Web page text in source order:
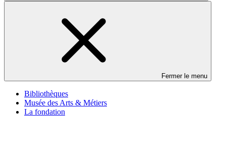
Fermer le menu
Bibliothèques
Musée des Arts & Métiers
La fondation